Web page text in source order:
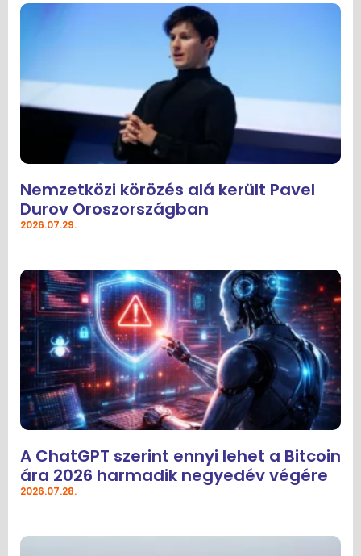
Nemzetközi körözés alá került Pavel
Durov Oroszországban
2026.07.29.
A ChatGPT szerint ennyi lehet a Bitcoin
ára 2026 harmadik negyedév végére
2026.07.28.